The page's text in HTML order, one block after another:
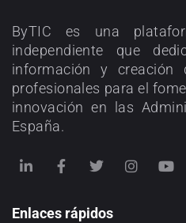
ByTIC es una
independiente que
información y creación
profesionales para el
innovación en las
España.
Enlaces rápidos